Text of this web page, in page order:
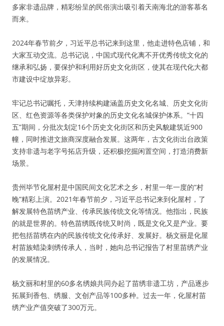
多家非遗品牌，精彩纷呈的民俗演出吸引着天南海北的游客慕名
而来。
2024年春节前夕，习近平总书记来到这里，他走进特色店铺，和
大家互动交流。总书记说，中国式现代化离不开优秀传统文化的
继承和弘扬，要保护和利用好历史文化街区，使其在现代化大都
市建设中绽放异彩。
牢记总书记嘱托，天津持续构建涵盖历史文化名城、历史文化街
区、红色资源等各类保护对象的历史文化名城保护体系。“十四
五”期间，分批次划定16个历史文化街区和历史风貌建筑近900
幢，同时推进文旅商深度融合发展。这两年，古文化街出台政策
支持非遗与老字号拓店升级，还积极挖掘闲置空间，打造消费新
场景。
贵州毕节化屋村是中国民间文化艺术之乡，村里一年一度的“村
晚”精彩上演。2021年春节前夕，习近平总书记来到化屋村，了
解发展特色苗绣产业、传承民族传统文化等情况。他指出，民族
的就是世界的。特色苗绣既传统又时尚，既是文化又是产业。要
把包括苗绣在内的民族传统文化传承好、发展好。杨文丽是化屋
村苗族蜡染刺绣传承人，当时，她向总书记报告了村里苗绣产业
的发展情况。
杨文丽和村里的60多名绣娘共同办起了苗绣非遗工坊，产品逐步
拓展到香包、绣服、文创产品等100多种。过去一年，化屋村苗
绣产业产值突破了300万元。